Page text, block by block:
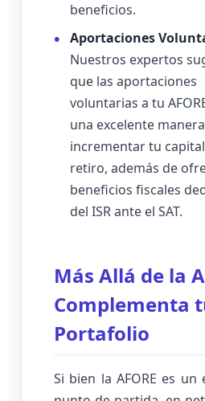
beneficios.
Aportaciones
Nuestros expertos
que las aportaciones
voluntarias a tu
una excelente
incrementar tu
retiro, además de
beneficios fiscales
del ISR ante el SAT.
Más Allá de la
Complementa
Portafolio
Si bien la AFORE es un